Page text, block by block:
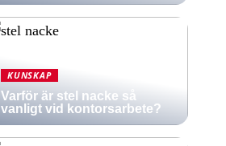
KUNSKAP
Varför är stel nacke så
vanligt vid kontorsarbete?